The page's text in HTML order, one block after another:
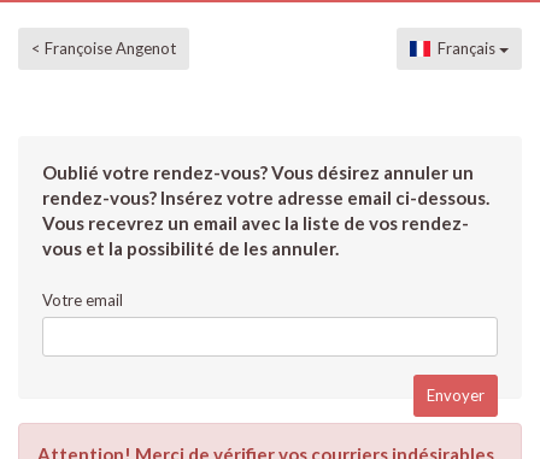
< Françoise Angenot Français
Oublié votre rendez-vous? Vous désirez annuler un
rendez-vous? Insérez votre adresse email ci-dessous.
Vous recevrez un email avec la liste de vos rendez-
vous et la possibilité de les annuler.
Votre email
Attention! Merci de vérifier vos courriers indésirables